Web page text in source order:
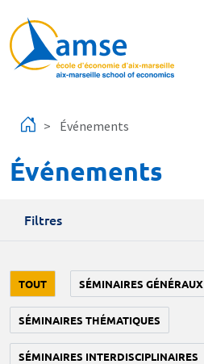
Événements
Événements
Filtres
TOUT SÉMINAIRES GÉNÉRAUX
SÉMINAIRES THÉMATIQUES
SÉMINAIRES INTERDISCIPLINAIRES